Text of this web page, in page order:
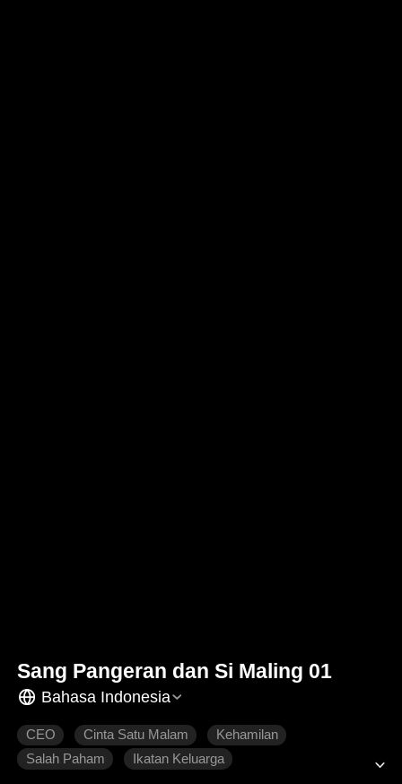
Sang Pangeran dan Si Maling 01
Bahasa Indonesia
CEO Cinta Satu Malam
Kehamilan
Salah Paham
Ikatan Keluarga